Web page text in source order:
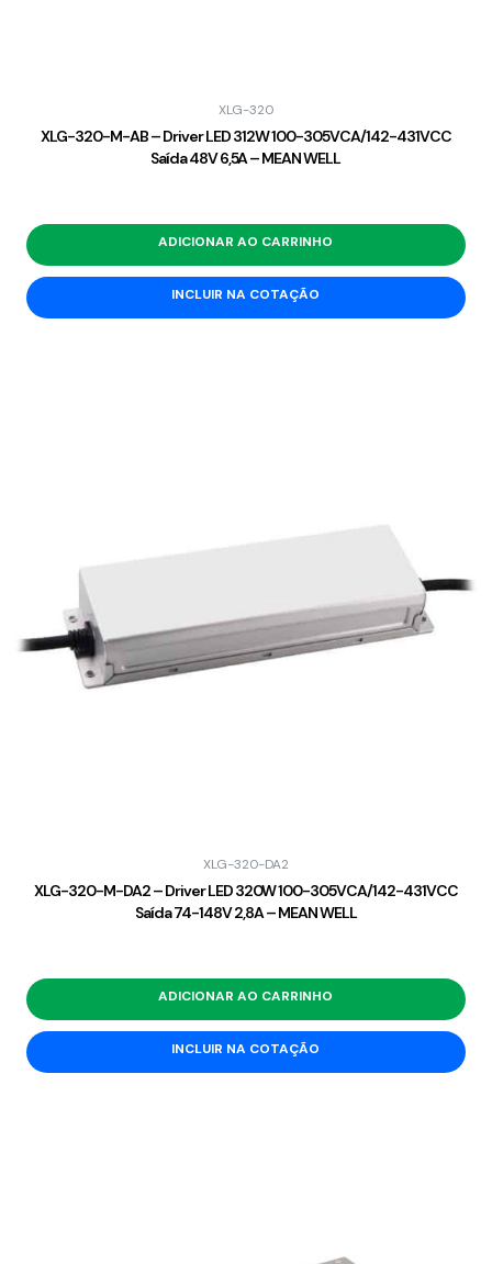
XLG-320
XLG-320-M-AB – Driver LED 312W 100-305VCA/142-431VCC
Saída 48V 6,5A – MEAN WELL
ADICIONAR AO CARRINHO
INCLUIR NA COTAÇÃO
XLG-320-DA2
XLG-320-M-DA2 – Driver LED 320W 100-305VCA/142-431VCC
Saída 74-148V 2,8A – MEAN WELL
ADICIONAR AO CARRINHO
INCLUIR NA COTAÇÃO